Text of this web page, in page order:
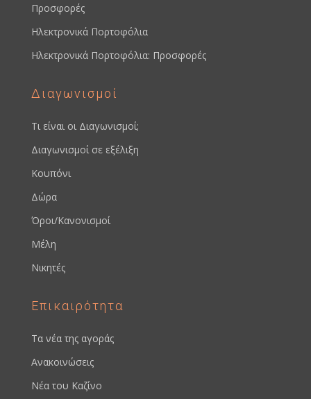
Προσφορές
Ηλεκτρονικά Πορτοφόλια
Ηλεκτρονικά Πορτοφόλια: Προσφορές
Διαγωνισμοί
Τι είναι οι Διαγωνισμοί;
Διαγωνισμοί σε εξέλιξη
Κουπόνι
Δώρα
Όροι/Κανονισμοί
Μέλη
Νικητές
Επικαιρότητα
Τα νέα της αγοράς
Ανακοινώσεις
Νέα του Καζίνο